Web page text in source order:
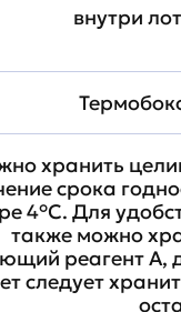
внутри
хранить
срока
4°C. Для
также можно
реагент A,
следует